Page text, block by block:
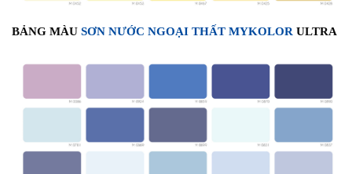
BẢNG MÀU SƠN NƯỚC NGOẠI THẤT MYKOLOR ULTRA